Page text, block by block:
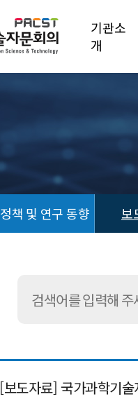
기관소
개
정책 및 연구 동향 보
[보도자료] 국가과학기